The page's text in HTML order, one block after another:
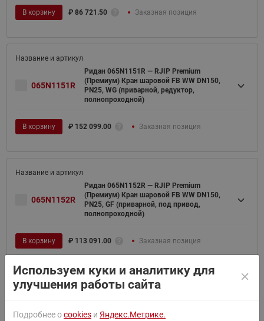
В корзину ₽ 86 721.50 Заказная позиция
065N1151R
Ридан 065N1151R — RJIP Premium
(Премиум) Кран шаровой FB WW DN150,
PN25, WG (приварной, редуктор,
полнопроходной)
В корзину ₽ 152 099.00 Заказная позиция
065N1152R
Ридан 065N1152R — RJIP Premium
(Премиум) Кран шаровой FB WW DN150,
PN25, GF (приварной, под привод,
полнопроходной)
В корзину ₽ 113 091.00 Заказная позиция
065N1156R
Ридан 065N1156R — RJIP Premium
PN25, WG (приварной, редуктор,
Используем куки и аналитику для
улучшения работы сайта
Подробнее оcookies и Яндекс.Метрике.